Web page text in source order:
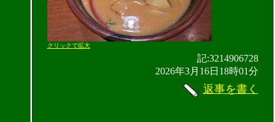
クリックで拡大
記:3214906728
2026年3月16日18時01分
返事を書く